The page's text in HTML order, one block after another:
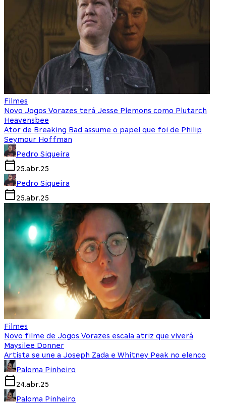
Filmes
Novo Jogos Vorazes terá Jesse Plemons como Plutarch
Heavensbee
Ator de Breaking Bad assume o papel que foi de Philip
Seymour Hoffman
Pedro Siqueira
25.abr.25
Pedro Siqueira
25.abr.25
Filmes
Novo filme de Jogos Vorazes escala atriz que viverá
Maysilee Donner
Artista se une a Joseph Zada e Whitney Peak no elenco
Paloma Pinheiro
24.abr.25
Paloma Pinheiro